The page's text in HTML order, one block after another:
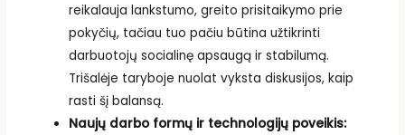
reikalauja lankstumo, greito prisitaikymo prie
pokyčių, tačiau tuo pačiu būtina užtikrinti
darbuotojų socialinę apsaugą ir stabilumą.
Trišalėje taryboje nuolat vyksta diskusijos, kaip
rasti šį balansą.
Naujų darbo formų ir technologijų poveikis: